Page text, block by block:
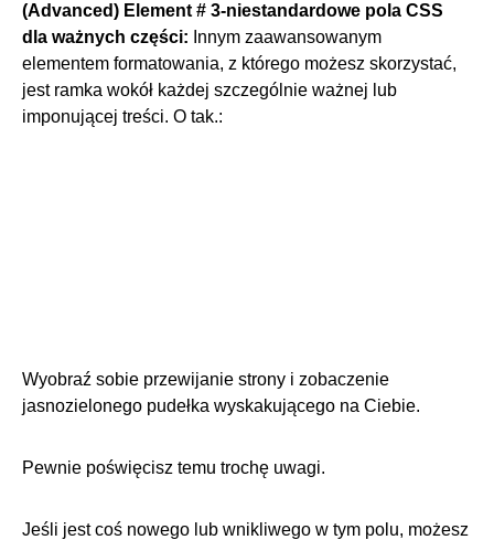
(Advanced) Element # 3-niestandardowe pola CSS
dla ważnych części: Innym zaawansowanym
elementem formatowania, z którego możesz skorzystać,
jest ramka wokół każdej szczególnie ważnej lub
imponującej treści. O tak.:
Wyobraź sobie przewijanie strony i zobaczenie
jasnozielonego pudełka wyskakującego na Ciebie.
Pewnie poświęcisz temu trochę uwagi.
Jeśli jest coś nowego lub wnikliwego w tym polu, możesz